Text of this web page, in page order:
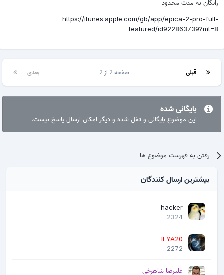
رایگان به مدت محدود
https://itunes.apple.com/gb/app/epica-2-pro-full-
featured/id922863739?mt=8
قبلی بعدی صفحه 2 از 2
بایگانی شده
این موضوع بایگانی و قفل شده و دیگر امکان ارسال پاسخ نیست.
رفتن به فهرست موضوع ها
بیشترین ارسال کنندگان
hacker
2324
ILYA20
2272
علیرضا شاهرخی